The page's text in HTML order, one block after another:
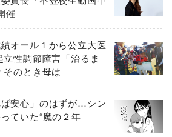
催
績オール１から公立大医
性調節障害「治るま
のとき母は
ば安心」のはずが…シン
ていた“魔の２年